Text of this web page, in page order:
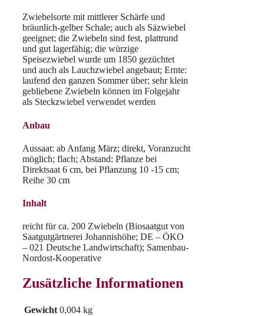
Zwiebelsorte mit mittlerer Schärfe und
bräunlich-gelber Schale; auch als Säzwiebel
geeignet; die Zwiebeln sind fest, plattrund
und gut lagerfähig; die würzige
Speisezwiebel wurde um 1850 gezüchtet
und auch als Lauchzwiebel angebaut; Ernte:
laufend den ganzen Sommer über; sehr klein
gebliebene Zwiebeln können im Folgejahr
als Steckzwiebel verwendet werden
Anbau
Aussaat: ab Anfang März; direkt, Voranzucht
möglich; flach; Abstand: Pflanze bei
Direktsaat 6 cm, bei Pflanzung 10 -15 cm;
Reihe 30 cm
Inhalt
reicht für ca. 200 Zwiebeln (Biosaatgut von
Saatgutgärtnerei Johannishöhe; DE – ÖKO
– 021 Deutsche Landwirtschaft); Samenbau-
Nordost-Kooperative
Zusätzliche Informationen
Gewicht 0,004 kg